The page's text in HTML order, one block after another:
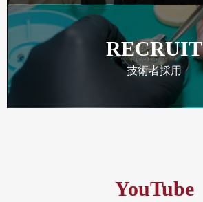
RECRUIT
技術者採用
YouTube